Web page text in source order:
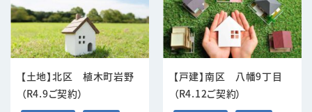
【土地】北区 植木町岩野
（R4.9ご契約）
【戸建】南区 八幡9丁目
（R4.12ご契約）